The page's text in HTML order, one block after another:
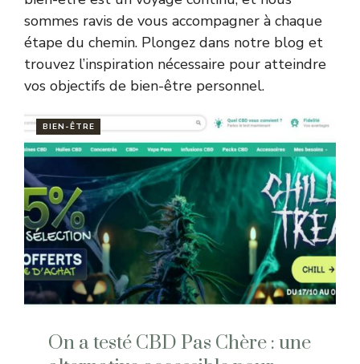
sommes ravis de vous accompagner à chaque
étape du chemin. Plongez dans notre blog et
trouvez l’inspiration nécessaire pour atteindre
vos objectifs de bien-être personnel.
BIEN-ÊTRE
On a testé CBD Pas Chère : une